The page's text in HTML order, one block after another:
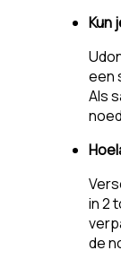
Kun
een
Als
in 2
de